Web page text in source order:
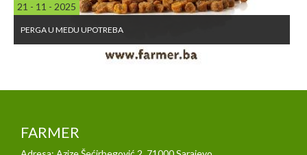
21 - 11 - 2025
PERGA U MEDU UPOTREBA
FARMER